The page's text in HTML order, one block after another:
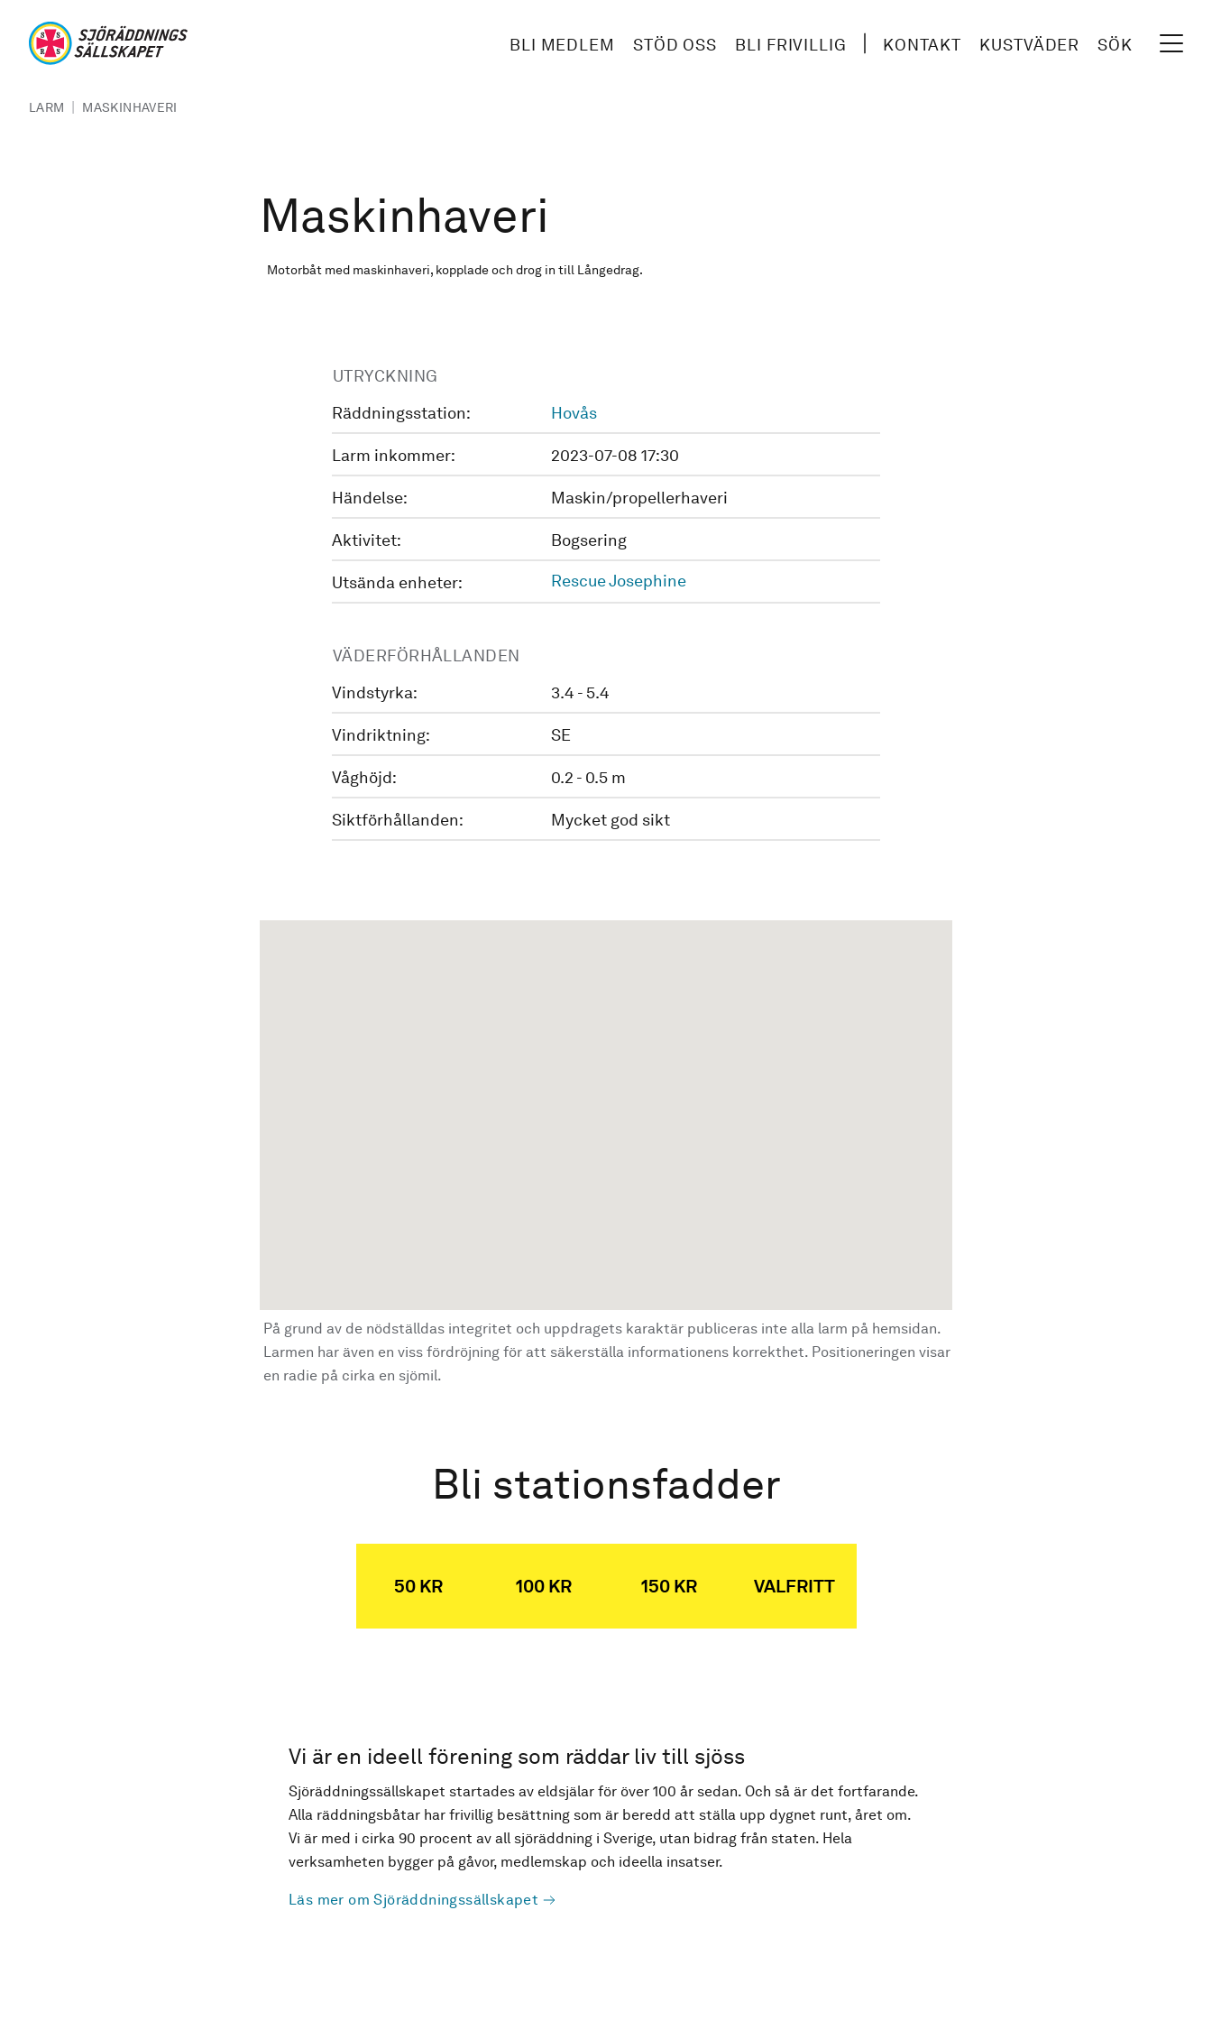
BLI MEDLEM STÖD OSS BLI FRIVILLIG KONTAKT KUSTVÄDER SÖK
LARM | MASKINHAVERI
Maskinhaveri
Motorbåt med maskinhaveri, kopplade och drog in till Långedrag.
UTRYCKNING
Räddningsstation:
Hovås
Larm inkommer: 2023-07-08 17:30
Händelse: Maskin/propellerhaveri
Aktivitet: Bogsering
Utsända enheter: Rescue Josephine
VÄDERFÖRHÅLLANDEN
Vindstyrka:
3.4 - 5.4
Vindriktning: SE
Våghöjd: 0.2 - 0.5 m
Siktförhållanden: Mycket god sikt
På grund av de nödställdas integritet och uppdragets karaktär publiceras inte alla larm på hemsidan.
Larmen har även en viss fördröjning för att säkerställa informationens korrekthet. Positioneringen visar
en radie på cirka en sjömil.
Bli stationsfadder
50 KR 100 KR 150 KR VALFRITT
Vi är en ideell förening som räddar liv till sjöss
Sjöräddningssällskapet startades av eldsjälar för över 100 år sedan. Och så är det fortfarande.
Alla räddningsbåtar har frivillig besättning som är beredd att ställa upp dygnet runt, året om.
Vi är med i cirka 90 procent av all sjöräddning i Sverige, utan bidrag från staten. Hela
verksamheten bygger på gåvor, medlemskap och ideella insatser.
Läs mer om Sjöräddningssällskapet